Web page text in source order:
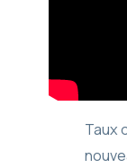
Taux